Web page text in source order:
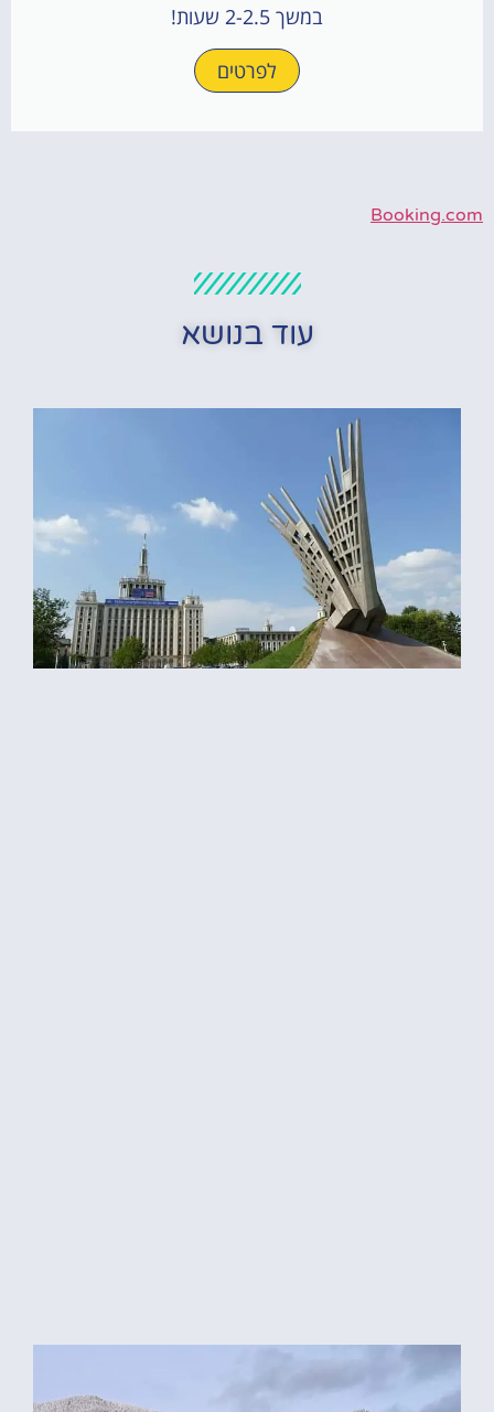
במשך 2-2.5 שעות!
לפרטים
Booking.com
עוד בנושא